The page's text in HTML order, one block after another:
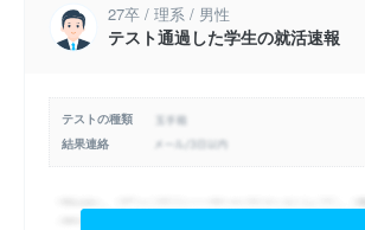
27卒 / 理系 / 男性
テスト通過した学生の就活速報
テストの種類
結果連絡